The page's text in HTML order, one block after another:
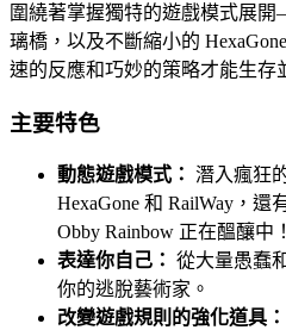
圍繞著掌握獨特的遊戲模式展
璃橋，以及不斷縮小的
速的反應和巧妙的策略才能生存
主要特色
動態遊戲模式： 潛入瘋狂
HexaGone 和 RailWay，
Obby Rainbow 正在醞釀中！
表達你自己： 從大量愚蠢
你的逃脫藝術家。
改變遊戲規則的強化道具：